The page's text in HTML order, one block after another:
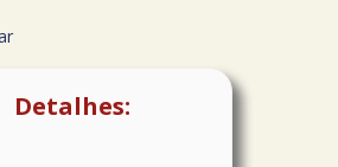
Detalhes: